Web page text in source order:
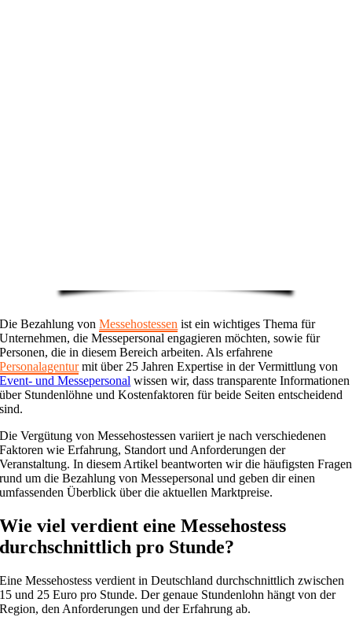
Die Bezahlung vonMessehostessen ist ein wichtiges Thema für
Unternehmen, die Messepersonal engagieren möchten, sowie für
Personen, die in diesem Bereich arbeiten. Als erfahrene
Personalagenturmit über 25 Jahren Expertise in der Vermittlung von
Event- und Messepersonal wissen wir, dass transparente Informationen
über Stundenlöhne und Kostenfaktoren für beide Seiten entscheidend
sind.
Die Vergütung von Messehostessen variiert je nach verschiedenen
Faktoren wie Erfahrung, Standort und Anforderungen der
Veranstaltung. In diesem Artikel beantworten wir die häufigsten Fragen
rund um die Bezahlung von Messepersonal und geben dir einen
umfassenden Überblick über die aktuellen Marktpreise.
Wie viel verdient eine Messehostess
durchschnittlich pro Stunde?
Eine Messehostess verdient in Deutschland durchschnittlich zwischen
15 und 25 Euro pro Stunde. Der genaue Stundenlohn hängt von der
Region, den Anforderungen und der Erfahrung ab.